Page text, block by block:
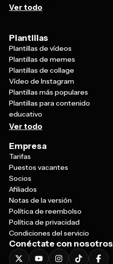
Ver todo
Plantillas
Plantillas de vídeos
Plantillas de memes
Plantillas de collage
Vídeo de Instagram
Plantillas más populares
Plantillas para contenido
educativo
Ver todo
Empresa
Tarifas
Puestos vacantes
Socios
Afiliados
Notas de la versión
Política de reembolso
Política de privacidad
Condiciones del servicio
Conéctate con nosotros